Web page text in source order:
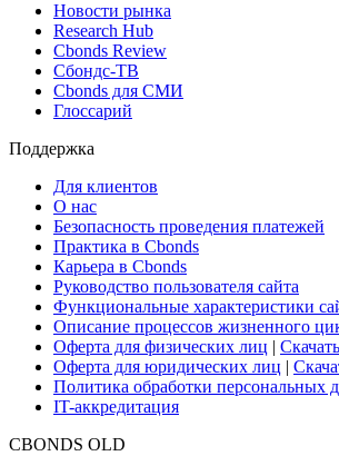
Новости рынка
Research Hub
Cbonds Review
Сбондс-ТВ
Cbonds для СМИ
Глоссарий
Поддержка
Для клиентов
О нас
Безопасность проведения платежей
Практика в Cbonds
Карьера в Cbonds
Руководство пользователя сайта
Функциональные характеристики
Описание процессов жизненного
Оферта для физических лиц
Оферта для юридических лиц
Политика обработки персональных
IT-аккредитация
CBONDS OLD